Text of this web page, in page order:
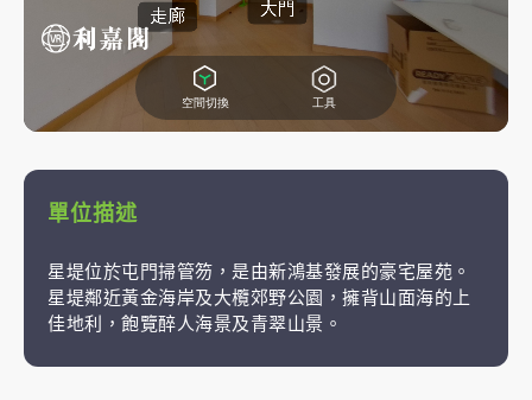
單位描述
星堤位於屯門掃管笏，是由新鴻基發展的豪宅屋苑。
星堤鄰近黃金海岸及大欖郊野公園，擁背山面海的上
佳地利，飽覽醉人海景及青翠山景。